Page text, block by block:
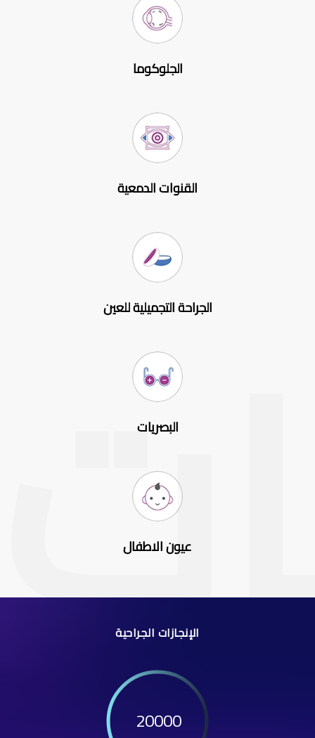
الجلوكوما
القنوات الدمعية
الجراحة التجميلية للعين
البصريات
عيون الاطفال
الإنجازات الجراحية
20000